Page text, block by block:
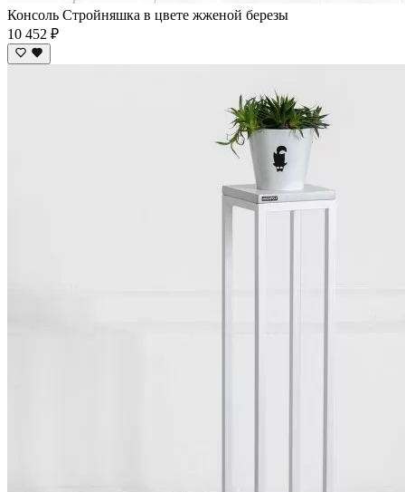
Консоль Стройняшка в цвете жженой березы
10 452 ₽